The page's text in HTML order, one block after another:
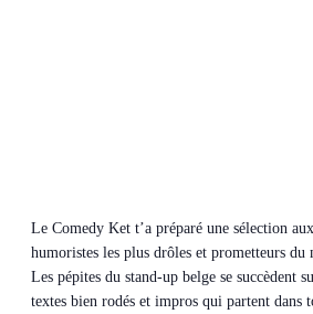
Le Comedy Ket t’a préparé une sélection
humoristes les plus drôles et prometteurs du
Les pépites du stand-up belge se succèdent
textes bien rodés et impros qui partent dans